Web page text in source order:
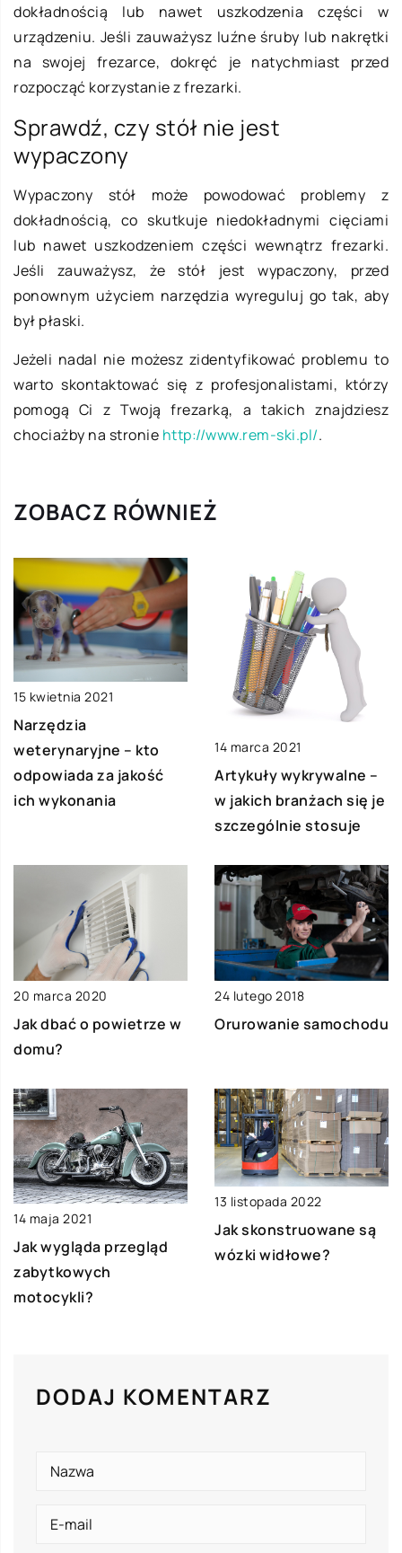
dokładnością lub nawet uszkodzenia części w
urządzeniu. Jeśli zauważysz luźne śruby lub nakrętki
na swojej frezarce, dokręć je natychmiast przed
rozpocząć korzystanie z frezarki.
Sprawdź, czy stół nie jest
wypaczony
Wypaczony stół może powodować problemy z
dokładnością, co skutkuje niedokładnymi cięciami
lub nawet uszkodzeniem części wewnątrz frezarki.
Jeśli zauważysz, że stół jest wypaczony, przed
ponownym użyciem narzędzia wyreguluj go tak, aby
był płaski.
Jeżeli nadal nie możesz zidentyfikować problemu to
warto skontaktować się z profesjonalistami, którzy
pomogą Ci z Twoją frezarką, a takich znajdziesz
chociażby na stronie http://www.rem-ski.pl/.
ZOBACZ RÓWNIEŻ
15 kwietnia 2021
Narzędzia
weterynaryjne – kto
odpowiada za jakość
ich wykonania
14 marca 2021
Artykuły wykrywalne –
w jakich branżach się je
szczególnie stosuje
20 marca 2020
Jak dbać o powietrze w
domu?
24 lutego 2018
Orurowanie samochodu
14 maja 2021
Jak wygląda przegląd
zabytkowych
motocykli?
13 listopada 2022
Jak skonstruowane są
wózki widłowe?
DODAJ KOMENTARZ